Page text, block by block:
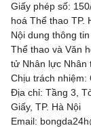
Giấy phép số:
hoá Thể thao TP.
Nội dung thông
Thể thao và Văn
tử Nhân lực Nhân
Chịu trách nhiệm:
Địa chỉ: Tầng 3,
Giấy, TP. Hà Nội
Email: